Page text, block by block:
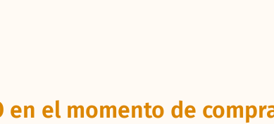
en el momento de